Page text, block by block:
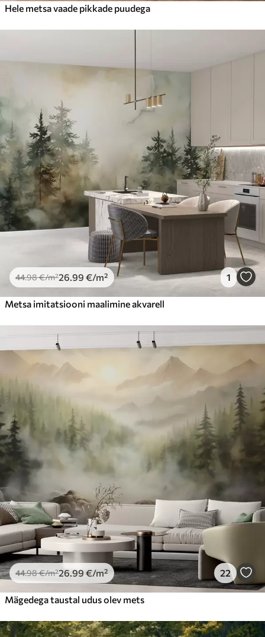
Hele metsa vaade pikkade puudega
44.98€/m²26 .99 €/m² 1
Metsa imitatsiooni maalimine akvarell
44.98€/m²26.99 €/m² 22
Mägedega taustal udus olev mets